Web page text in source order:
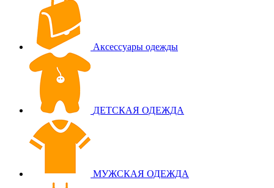
Аксессуары одежды
ДЕТСКАЯ ОДЕЖДА
МУЖСКАЯ ОДЕЖДА